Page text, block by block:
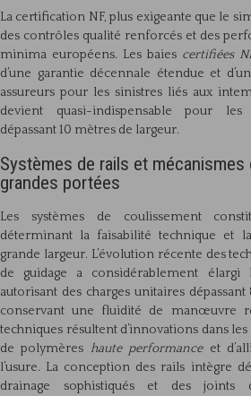
La certification NF, plus exigeante que le
des contrôles qualité renforcés et des
minima européens. Les baies certifiées
d’une garantie décennale étendue et
assureurs pour les sinistres liés aux
devient quasi-indispensable pour les
dépassant 10 mètres de largeur.
Systèmes de rails et
grandes portées
Les systèmes de coulissement
déterminant la faisabilité technique et
grande largeur. L’évolution récente des
de guidage a considérablement élargi
autorisant des charges unitaires
conservant une fluidité de manœuvre
techniques résultent d’innovations dans
de polymères haute performance et
l’usure. La conception des rails intègre
drainage sophistiqués et des joints